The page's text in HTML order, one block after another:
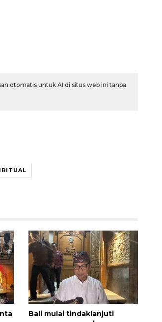
otomatis untuk AI di situs web ini tanpa
Bali mulai tindaklanjuti